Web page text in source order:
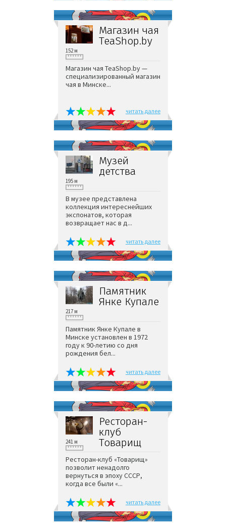
Магазин чая
TeaShop.by
152 м
Магазин чая TeaShop.by —
специализированный магазин
чая в Минске...
читать далее
Музей
детства
195 м
В музее представлена
коллекция интереснейших
экспонатов, которая
возвращает нас в д...
читать далее
Памятник
Янке Купале
217 м
Памятник Янке Купале в
Минске установлен в 1972
году к 90-летию со дня
рождения бел...
читать далее
Ресторан-
клуб
Товарищ
241 м
Ресторан-клуб «Товарищ»
позволит ненадолго
вернуться в эпоху СССР,
когда все были «...
читать далее